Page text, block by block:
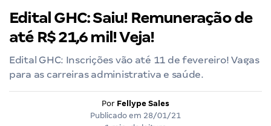
Edital GHC: Saiu! Remuneração de
até R$ 21,6 mil! Veja!
Edital GHC: Inscrições vão até 11 de fevereiro! Vagas
para as carreiras administrativa e saúde.
Por Fellype Sales
Publicado em 28/01/21